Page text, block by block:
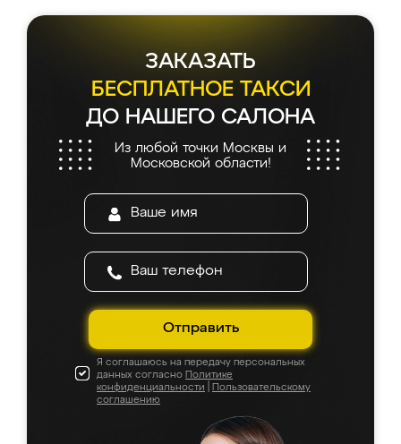
ЗАКАЗАТЬ
БЕСПЛАТНОЕ ТАКСИ
ДО НАШЕГО САЛОНА
Из любой точки Москвы и
Московской области!
Отправить
Я соглашаюсь на передачу персональных
данных согласно Политике
конфиденциальности
Пользовательскому
соглашению